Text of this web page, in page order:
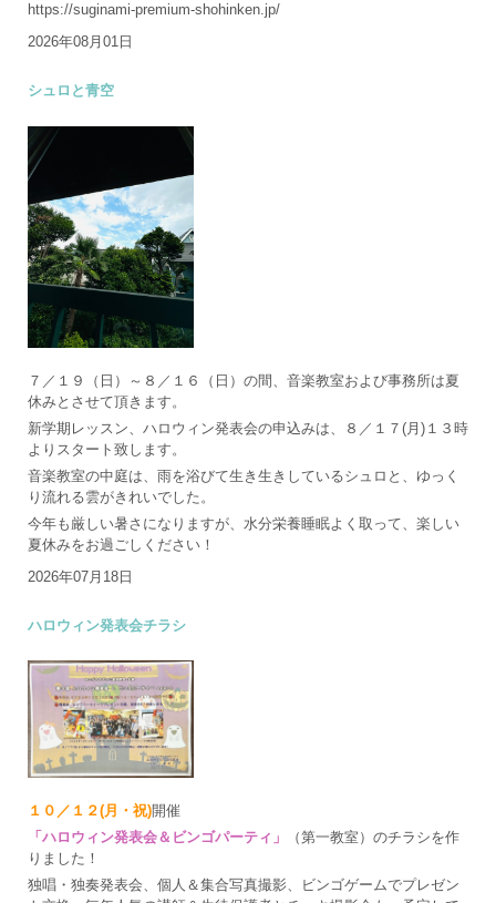
https://suginami-premium-shohinken.jp/
2026年08月01日
シュロと青空
７／１９（日）～８／１６（日）の間、音楽教室および事務所は夏
休みとさせて頂きます。
新学期レッスン、ハロウィン発表会の申込みは、８／１７(月)１３時
よりスタート致します。
音楽教室の中庭は、雨を浴びて生き生きしているシュロと、ゆっく
り流れる雲がきれいでした。
今年も厳しい暑さになりますが、水分栄養睡眠よく取って、楽しい
夏休みをお過ごしください！
2026年07月18日
ハロウィン発表会チラシ
１０／１２(月・祝)開催
「ハロウィン発表会＆ビンゴパーティ」
（第一教室）のチラシを作
りました！
独唱・独奏発表会、個人＆集合写真撮影、ビンゴゲームでプレゼン